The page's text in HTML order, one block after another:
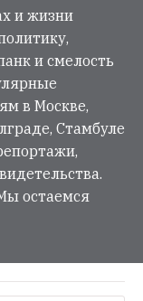
и жизни
и смелость
в Москве,
Стамбуле
остаемся